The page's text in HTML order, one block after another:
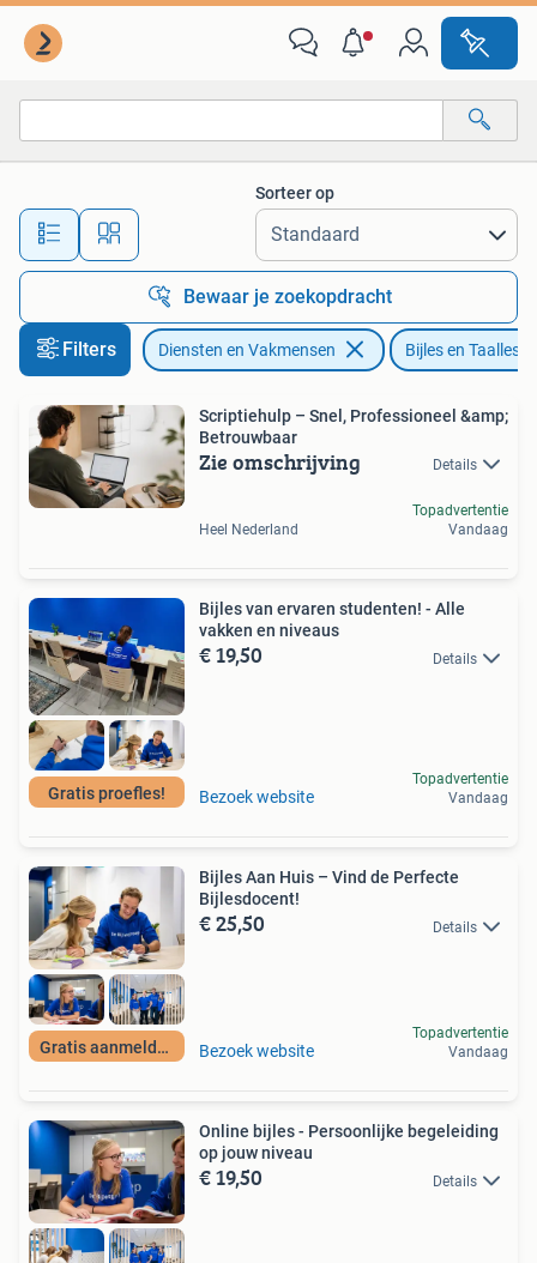
Alle afstanden…
Sorteer op
Bewaar je zoekopdracht
Filters Diensten en Vakmensen Bijles en Taalles
Scriptiehulp – Snel, Professioneel &amp;
Betrouwbaar
Zie omschrijving Details
Heel Nederland
Topadvertentie
Vandaag
Gratis proefles!
Bijles van ervaren studenten! - Alle
vakken en niveaus
€ 19,50 Details
Bezoek website
Topadvertentie
Vandaag
Gratis aanmelden
Bijles Aan Huis – Vind de Perfecte
Bijlesdocent!
€ 25,50 Details
Bezoek website
Topadvertentie
Vandaag
Online bijles - Persoonlijke begeleiding
op jouw niveau
€ 19,50 Details